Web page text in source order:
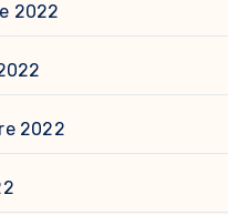
2022
2022